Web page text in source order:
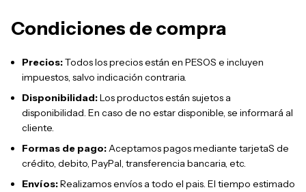
Condiciones de compra
Precios:Todos los precios están en PESOS e incluyen
impuestos, salvo indicación contraria.
Disponibilidad:Los productos están sujetos a
disponibilidad. En caso de no estar disponible, se informará al
cliente.
Formas de pago:Aceptamos pagos mediante tarjetaS de
crédito, debito, PayPal, transferencia bancaria, etc.
Envíos:Realizamos envíos a todo el pais. El tiempo estimado